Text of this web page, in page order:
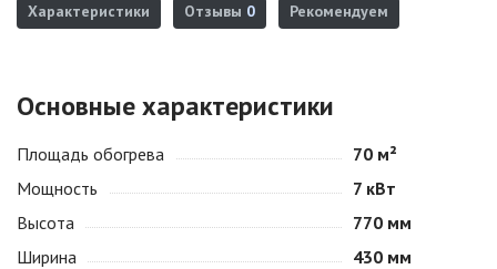
Характеристики Отзывы 0 Рекомендуем
Основные характеристики
Площадь обогрева
70 м²
Мощность
7 кВт
Высота
770 мм
Ширина
430 мм